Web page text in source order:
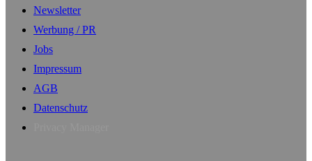
Newsletter
Werbung / PR
Jobs
Impressum
AGB
Datenschutz